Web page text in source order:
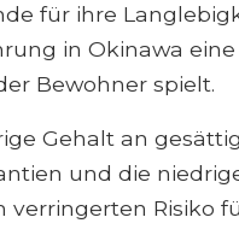
für ihre
in Okinawa
Bewohner spielt.
Gehalt an
und die
Risiko